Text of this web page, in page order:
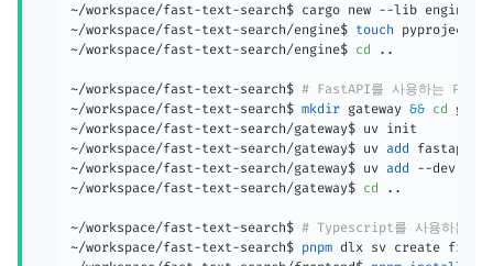
~/workspace/fast-text-search$ cargo new --lib engine
~/workspace/fast-text-search/engine$ touch
~/workspace/fast-text-search/engine$ cd ..
~/workspace/fast-text-search$ # FastAPI를 사용하는
~/workspace/fast-text-search$ mkdir gateway && cd
~/workspace/fast-text-search/gateway$ uv init
~/workspace/fast-text-search/gateway$ uv add fastapi
~/workspace/fast-text-search/gateway$ uv add
--dev ruff
~/workspace/fast-text-search/gateway$ cd ..
~/workspace/fast-text-search$ # Typescript를 사용하는
~/workspace/fast-text-search$ pnpm dlx sv create